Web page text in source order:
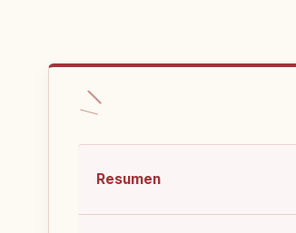
Resumen